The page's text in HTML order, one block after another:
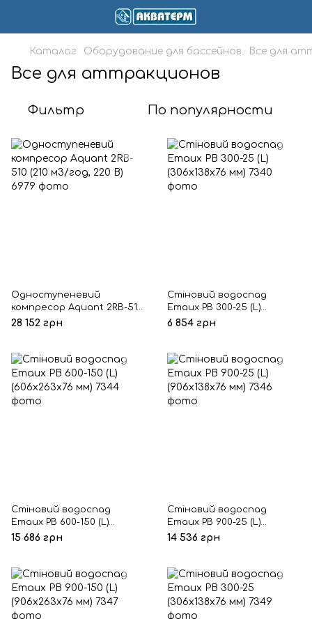
Каталог Оборудование для бассейнов Все для
Все для аттракционов
Фильтр По популярности
Одноступеневий
компресор Aquant 2RB-510
(210 м3/год, 220 B)
28 152 грн
Стіновий водоспад
Emaux PB 300-25 (L)
(306х138х76 мм)
6 854 грн
Стіновий водоспад
Emaux PB 600-150 (L)
(606х263х76 мм)
15 686 грн
Стіновий водоспад
Emaux PB 900-25 (L)
(906х138х76 мм)
14 536 грн